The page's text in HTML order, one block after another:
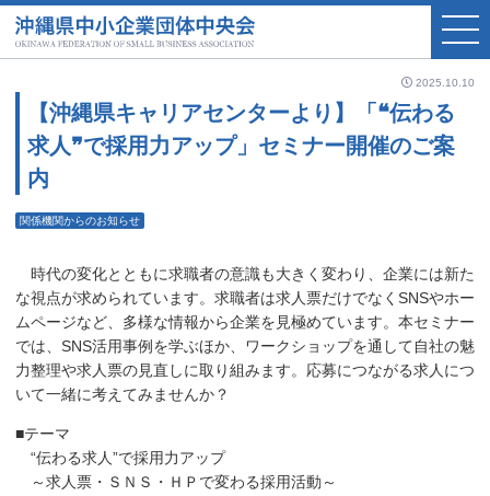
2025.10.10
【沖縄県キャリアセンターより】「❝伝わる
求人❞で採用力アップ」セミナー開催のご案
内
関係機関からのお知らせ
時代の変化とともに求職者の意識も大きく変わり、企業には新た
な視点が求められています。求職者は求人票だけでなくSNSやホー
ムページなど、多様な情報から企業を見極めています。本セミナー
では、SNS活用事例を学ぶほか、ワークショップを通して自社の魅
力整理や求人票の見直しに取り組みます。応募につながる求人につ
いて一緒に考えてみませんか？
■テーマ
“伝わる求人”で採用力アップ
～求人票・ＳＮＳ・ＨＰで変わる採用活動～